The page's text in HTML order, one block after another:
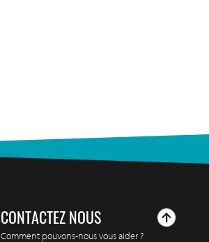
CONTACTEZ NOUS
Comment pouvons-nous vous aider ?